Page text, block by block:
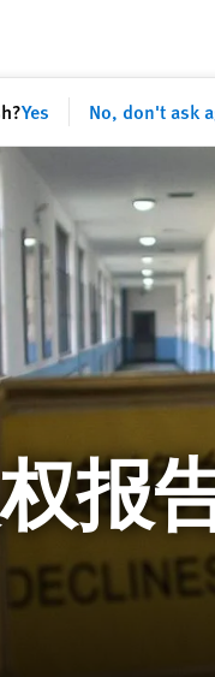
Yes No, don't ask
报